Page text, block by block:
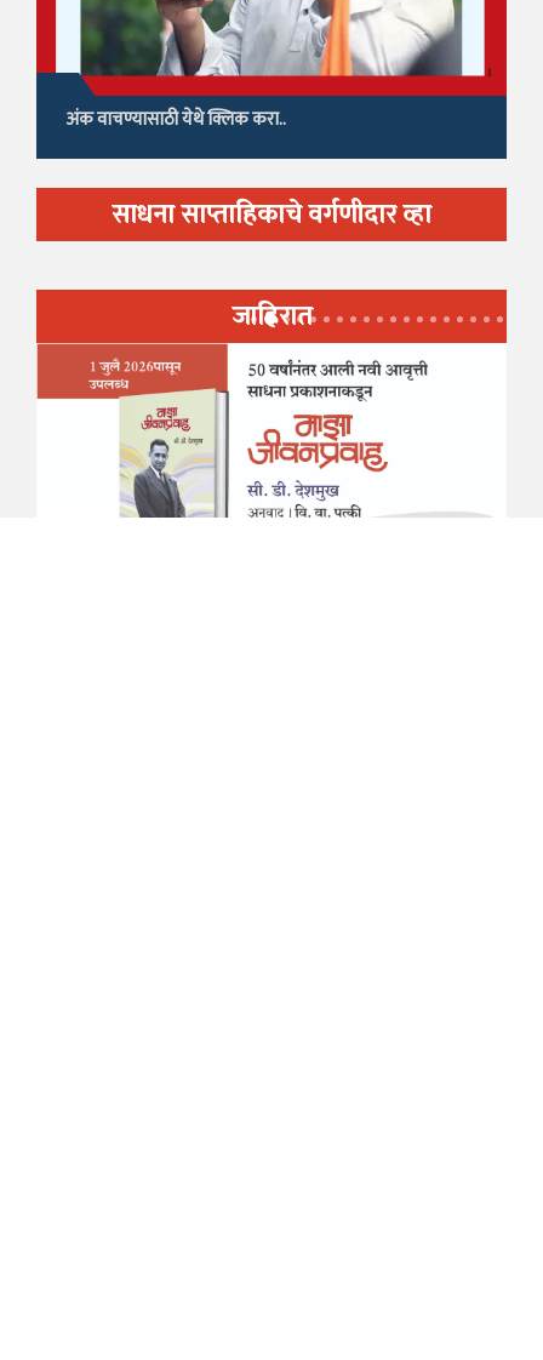
अंक वाचण्यासाठी येथे क्लिक करा..
साधना साप्ताहिकाचे वर्गणीदार व्हा
जाहिरात